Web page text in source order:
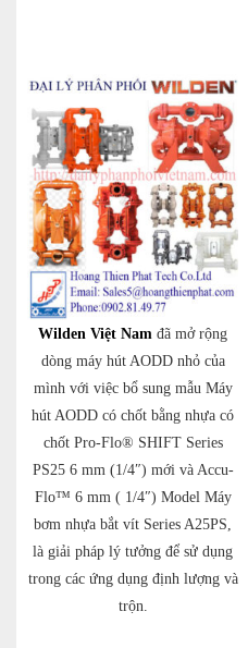
Wilden Việt Nam đã mở rộng
dòng máy hút AODD nhỏ của
mình với việc bổ sung mẫu Máy
hút AODD có chốt bằng nhựa có
chốt Pro-Flo® SHIFT Series
PS25 6 mm (1/4″) mới và Accu-
Flo™ 6 mm ( 1/4″) Model Máy
bơm nhựa bắt vít Series A25PS,
là giải pháp lý tưởng để sử dụng
trong các ứng dụng định lượng và
trộn.